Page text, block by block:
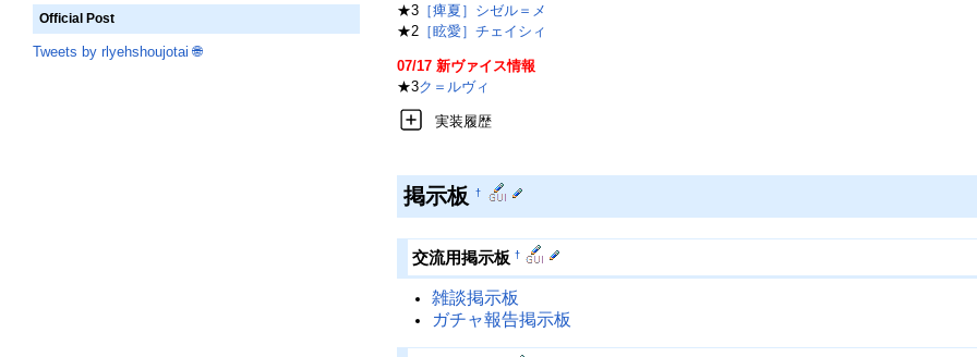
Official Post
Tweets by rlyehshoujotai 🌐
★3［痺夏］シゼル＝メ
★2［眩愛］チェイシィ
07/17 新ヴァイス情報
★3ク＝ルヴィ
実装履歴
掲示板 †
交流用掲示板†
雑談掲示板
ガチャ報告掲示板